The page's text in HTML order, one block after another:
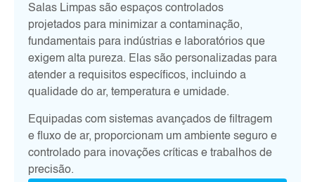
Salas Limpas são espaços controlados
projetados para minimizar a contaminação,
fundamentais para indústrias e laboratórios que
exigem alta pureza. Elas são personalizadas para
atender a requisitos específicos, incluindo a
qualidade do ar, temperatura e umidade.
Equipadas com sistemas avançados de filtragem
e fluxo de ar, proporcionam um ambiente seguro e
controlado para inovações críticas e trabalhos de
precisão.